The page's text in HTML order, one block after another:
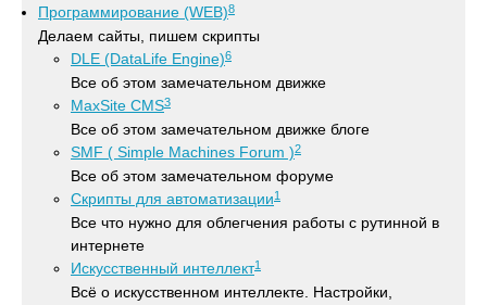
Программирование (WEB)8
Делаем сайты, пишем скрипты
DLE (DataLife Engine)6
Все об этом замечательном движке
MaxSite CMS3
Все об этом замечательном движке блоге
SMF ( Simple Machines Forum )2
Все об этом замечательном форуме
Скрипты для автоматизации1
Все что нужно для облегчения работы с рутинной в
интернете
Искусственный интеллект1
Всё о искусственном интеллекте. Настройки,